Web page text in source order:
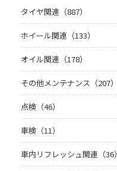
タイヤ関連（887）
ホイール関連（133）
オイル関連（178）
その他メンテナンス（207）
点検（46）
車検（11）
車内リフレッシュ関連（36）